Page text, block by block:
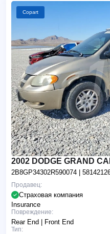
Copart
2002 DODGE GRAND
2B8GP34302R590074 |
Продавец:
Страховая компания
Insurance
Повреждение:
Rear End | Front End
Тип: